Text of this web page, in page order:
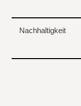
Nachhaltigkeit